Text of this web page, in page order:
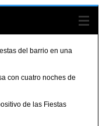
del barrio en una
con cuatro noches de
de las Fiestas